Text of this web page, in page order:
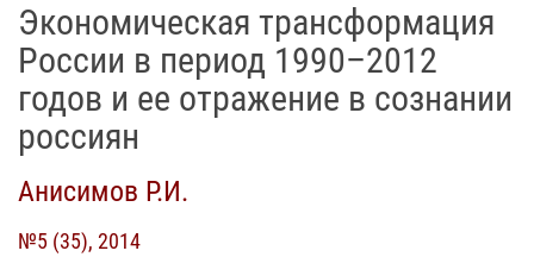
Экономическая трансформация
России в период 1990–2012
годов и ее отражение в сознании
россиян
Анисимов Р.И.
№5 (35), 2014